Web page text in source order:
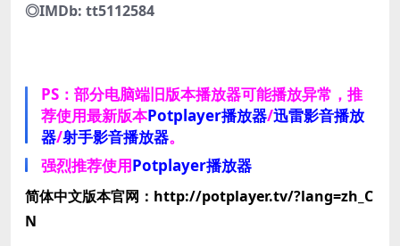
◎IMDb: tt5112584
PS：部分电脑端旧版本播放器可能播放异常，推
荐使用最新版本Potplayer播放器/迅雷影音播放
器/射手影音播放器。
强烈推荐使用Potplayer播放器
简体中文版本官网：http://potplayer.tv/?lang=zh_C
N